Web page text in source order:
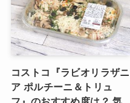
コストコ『ラビオリラザニ
ア ポルチーニ＆トリュ